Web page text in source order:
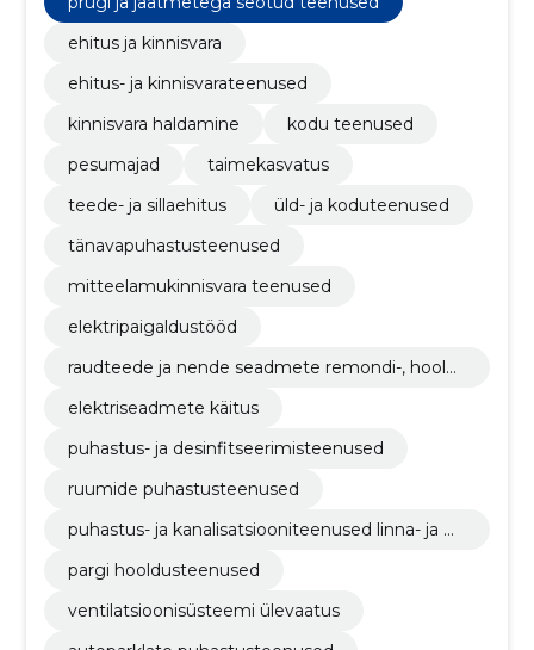
ehitus ja kinnisvara
ehitus- ja kinnisvarateenused
kinnisvara haldamine
kodu teenused
pesumajad
taimekasvatus
teede- ja sillaehitus
üld- ja koduteenused
tänavapuhastusteenused
mitteelamukinnisvara teenused
elektripaigaldustööd
raudteede ja nende seadmete remondi-, hoold
elektriseadmete käitus
puhastus- ja desinfitseerimisteenused
ruumide puhastusteenused
puhastus- ja kanalisatsiooniteenused linna- ja m
d
pargi hooldusteenused
ventilatsioonisüsteemi ülevaatus